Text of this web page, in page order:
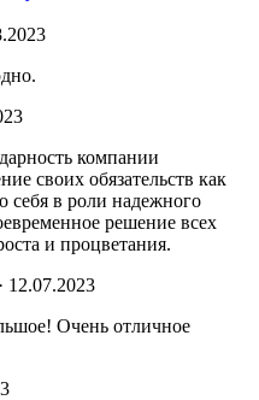
компании
своих обязательств как
себя в роли надежного
решение всех
и процветания.
12.07.2023
Очень отличное